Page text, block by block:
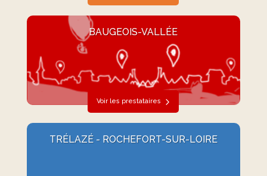
BAUGEOIS-VALLÉE
Voir les prestataires
TRÉLAZÉ - ROCHEFORT-SUR-LOIRE